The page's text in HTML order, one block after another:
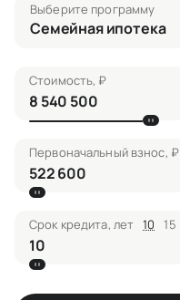
Выберите программу
Семейная ипотека
Стоимость, ₽
Первоначальный взнос, ₽
Срок кредита, лет 10 15